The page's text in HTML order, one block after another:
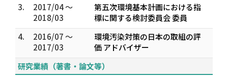
3.
2017/04 ～
2018/03
第五次環境基本計画における指
標に関する検討委員会 委員
4.
2016/07 ～
2017/03
環境汚染対策の日本の取組の評
価 アドバイザー
研究業績（著書・論文等）